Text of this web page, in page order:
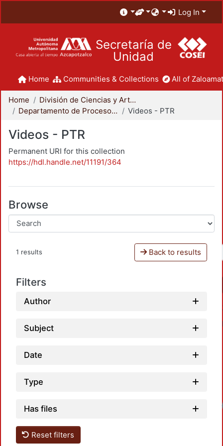
Log In
Secretaría de
Unidad
Home Communities & Collections All of
Home
División de Ciencias y Artes para el Diseño
Departamento de Procesos y Técnicas de Realización
Videos - PTR
Videos - PTR
Permanent URI for this collection
https://hdl.handle.net/11191/364
Browse
1 results Back to results
Filters
Author
Subject
Date
Type
Has files
Reset filters